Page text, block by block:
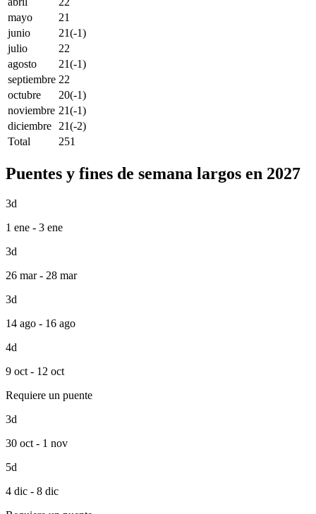
mayo
21
junio
21(-1)
julio
22
agosto
21(-1)
septiembre 22
octubre
20(-1)
noviembre 21(-1)
diciembre
21(-2)
Total
251
Puentes y fines de semana largos en 2027
3d
1 ene - 3 ene
3d
26 mar - 28 mar
3d
14 ago - 16 ago
4d
9 oct - 12 oct
Requiere un puente
3d
30 oct - 1 nov
5d
4 dic - 8 dic